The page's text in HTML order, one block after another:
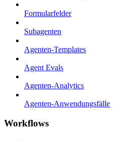
Formularfelder
Subagenten
Agenten-Templates
Agent Evals
Agenten-Analytics
Agenten-Anwendungsfälle
Workflows